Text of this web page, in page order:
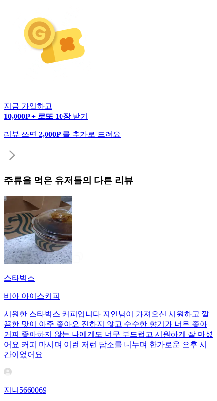
지금 가입하고
10,000P + 로또 10장 받기
리뷰 쓰면 2,000P 를 추가로 드려요
주류을 먹은 유저들의 다른 리뷰
스타벅스
비아 아이스커피
시원한 스타벅스 커피입니다 지인님이 가져오신 시원하고 깔
끔한 맛이 아주 좋아요 진하지 않고 수수한 향기가 너무 좋아
커피 좋아하지 않는 나에게도 너무 부드럽고 시원하게 잘 마셨
어요 커피 마시며 이런 저런 담소를 니누며 한가로운 오후 시
간이었어요
지니5660069